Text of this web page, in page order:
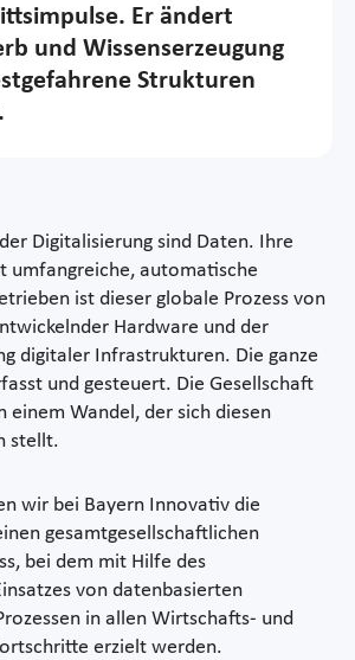
Er ändert
und Wissenserzeugung
Strukturen
Digitalisierung sind Daten. Ihre
umfangreiche, automatische
ist dieser globale Prozess von
Hardware und der
digitaler Infrastrukturen. Die ganze
und gesteuert. Die Gesellschaft
einem Wandel, der sich diesen
stellt.
wir bei Bayern Innovativ die
gesamtgesellschaftlichen
bei dem mit Hilfe des
von datenbasierten
in allen Wirtschafts- und
erzielt werden.